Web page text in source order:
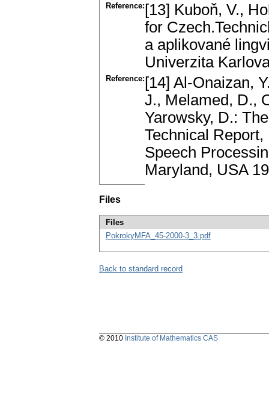
Reference: [13] Kuboň, V.,
for
a aplikované
Univerzita
Reference: [14] Al-Onaizan,
J., Melamed, D.,
Yarowsky, D.:
Technical Report,
Speech
Maryland, USA
Files
Files
PokrokyMFA_45-2000-3_3.pdf
Back to standard record
© 2010 Institute of Mathematics CAS